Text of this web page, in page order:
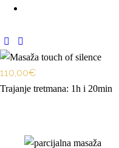
110,00€
Trajanje tretmana: 1h i 20min